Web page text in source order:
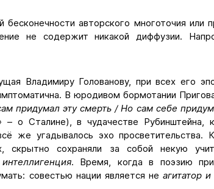
бесконечности авторского многоточия или
не содержит никакой диффузии.
Владимиру Голованову, при всех его
В юродивом бормотании
придумал эту смерть / Но сам себе
– о Сталине), в чудачестве Рубинштейна,
же угадывалось эхо просветительства.
скрытно сохраняли за собой некую
интеллигенция. Время, когда в поэзию
совестью нации является неагитатор